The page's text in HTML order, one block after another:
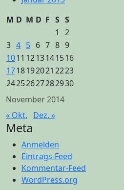
November 2014
M D M D F S S
1
2
3 4 5 6 7 8 9
1011 1213141516
1718192021 2223
24252627282930
« Okt. Dez. »
Meta
Anmelden
Eintrags-Feed
Kommentar-Feed
WordPress.org